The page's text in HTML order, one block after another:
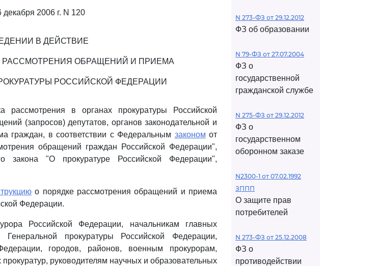
декабря 2006 г. N 120
В ДЕЙСТВИЕ
РАССМОТРЕНИЯ ОБРАЩЕНИЙ И ПРИЕМА
РОССИЙСКОЙ ФЕДЕРАЦИИ
рассмотрения в органах прокуратуры Российской
(запросов) депутатов, органов законодательной и
граждан, в соответствии с Федеральным законом от
обращений граждан Российской Федерации",
закона "О прокуратуре Российской Федерации",
о порядке рассмотрения обращений и приема
Федерации.
Российской Федерации, начальникам главных
прокуратуры Российской Федерации,
городов, районов, военным прокурорам,
руководителям научных и образовательных
N 273-ФЗ от 29.12.2012
ФЗ об образовании
N 79-ФЗ от 27.07.2004
ФЗ о
государственной
гражданской службе
N 275-ФЗ от 29.12.2012
ФЗ о
государственном
оборонном заказе
N2300-1 от 07.02.1992
ЗППП
О защите прав
потребителей
N 273-ФЗ от 25.12.2008
ФЗ о
противодействии